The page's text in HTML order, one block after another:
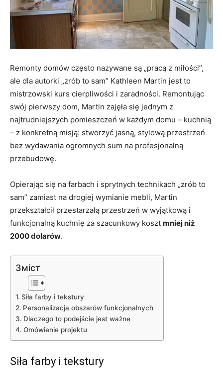
Remonty domów często nazywane są „pracą z miłości”,
ale dla autorki „zrób to sam” Kathleen Martin jest to
mistrzowski kurs cierpliwości i zaradności. Remontując
swój pierwszy dom, Martin zajęła się jednym z
najtrudniejszych pomieszczeń w każdym domu – kuchnią
– z konkretną misją: stworzyć jasną, stylową przestrzeń
bez wydawania ogromnych sum na profesjonalną
przebudowę.
Opierając się na farbach i sprytnych technikach „zrób to
sam” zamiast na drogiej wymianie mebli, Martin
przekształcił przestarzałą przestrzeń w wyjątkową i
funkcjonalną kuchnię za szacunkowy koszt mniej niż
2000 dolarów.
Зміст
Siła farby i tekstury
Personalizacja obszarów funkcjonalnych
Dlaczego to podejście jest ważne
Omówienie projektu
Siła farby i tekstury